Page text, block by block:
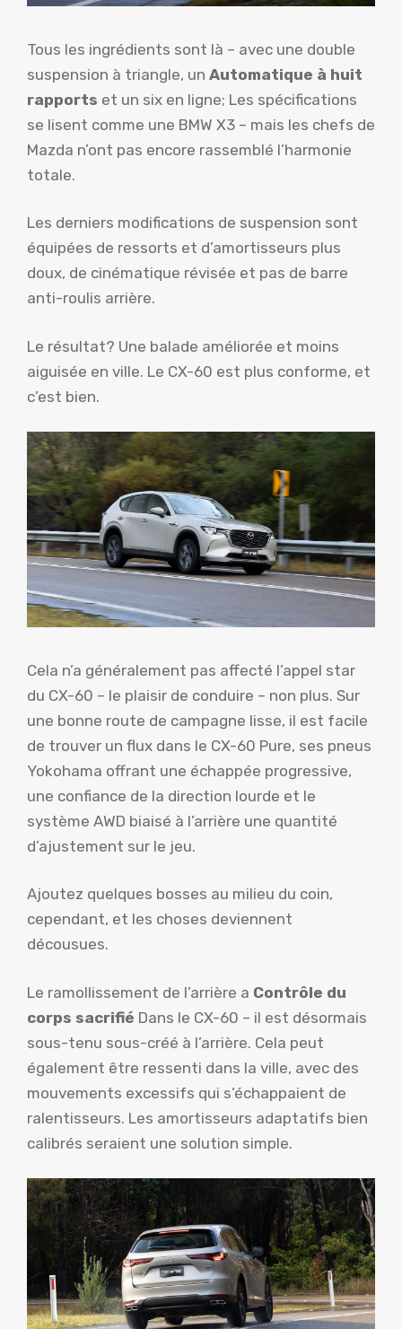
Tous les ingrédients sont là – avec une double
suspension à triangle, un Automatique à huit
rapports et un six en ligne; Les spécifications
se lisent comme une BMW X3 – mais les chefs de
Mazda n’ont pas encore rassemblé l’harmonie
totale.
Les derniers modifications de suspension sont
équipées de ressorts et d’amortisseurs plus
doux, de cinématique révisée et pas de barre
anti-roulis arrière.
Le résultat? Une balade améliorée et moins
aiguisée en ville. Le CX-60 est plus conforme, et
c’est bien.
Cela n’a généralement pas affecté l’appel star
du CX-60 – le plaisir de conduire – non plus. Sur
une bonne route de campagne lisse, il est facile
de trouver un flux dans le CX-60 Pure, ses pneus
Yokohama offrant une échappée progressive,
une confiance de la direction lourde et le
système AWD biaisé à l’arrière une quantité
d’ajustement sur le jeu.
Ajoutez quelques bosses au milieu du coin,
cependant, et les choses deviennent
décousues.
Le ramollissement de l’arrière a Contrôle du
corps sacrifié Dans le CX-60 – il est désormais
sous-tenu sous-créé à l’arrière. Cela peut
également être ressenti dans la ville, avec des
mouvements excessifs qui s’échappaient de
ralentisseurs. Les amortisseurs adaptatifs bien
calibrés seraient une solution simple.